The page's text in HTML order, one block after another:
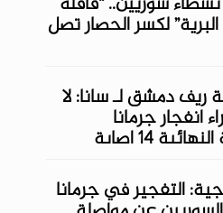
لكسر الحصار تصل
ريف دمشق لـ سانا: لا
انفجار جرمانا
14 إصابة
التفجير في جرمانا